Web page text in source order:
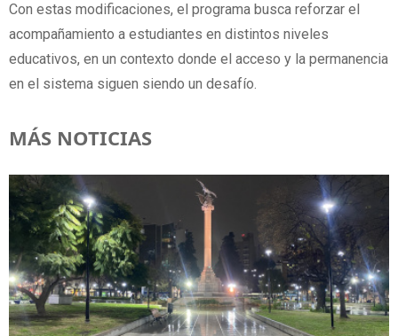
Con estas modificaciones, el programa busca reforzar el
acompañamiento a estudiantes en distintos niveles
educativos, en un contexto donde el acceso y la permanencia
en el sistema siguen siendo un desafío.
MÁS NOTICIAS